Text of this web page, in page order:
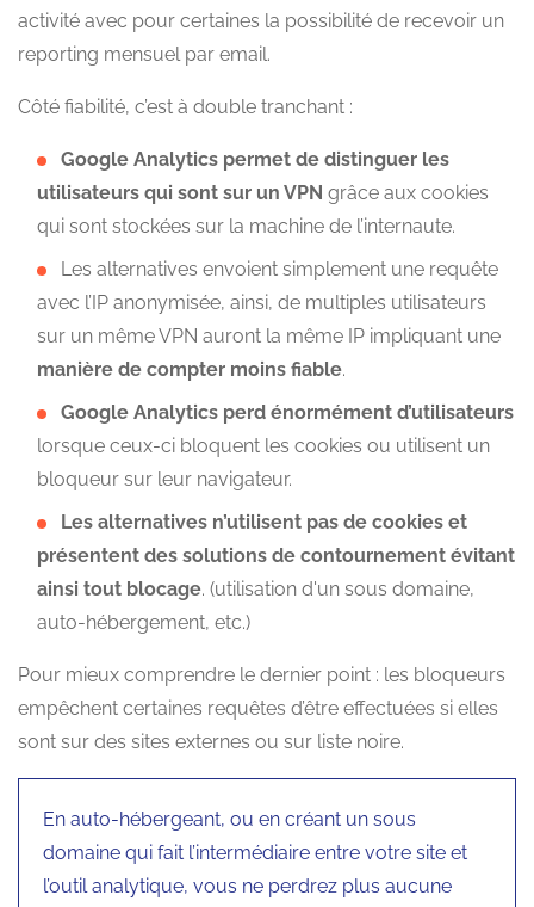
activité avec pour certaines la possibilité de recevoir un
reporting mensuel par email.
Côté fiabilité, c’est à double tranchant :
Google Analytics permet de distinguer les
utilisateurs qui sont sur un VPN grâce aux cookies
qui sont stockées sur la machine de l’internaute.
Les alternatives envoient simplement une requête
avec l’IP anonymisée, ainsi, de multiples utilisateurs
sur un même VPN auront la même IP impliquant une
manière de compter moins fiable.
Google Analytics perd énormément d’utilisateurs
lorsque ceux-ci bloquent les cookies ou utilisent un
bloqueur sur leur navigateur.
Les alternatives n’utilisent pas de cookies et
présentent des solutions de contournement évitant
ainsi tout blocage. (utilisation d'un sous domaine,
auto-hébergement, etc.)
Pour mieux comprendre le dernier point : les bloqueurs
empêchent certaines requêtes d’être effectuées si elles
sont sur des sites externes ou sur liste noire.
En auto-hébergeant, ou en créant un sous
domaine qui fait l’intermédiaire entre votre site et
l’outil analytique, vous ne perdrez plus aucune